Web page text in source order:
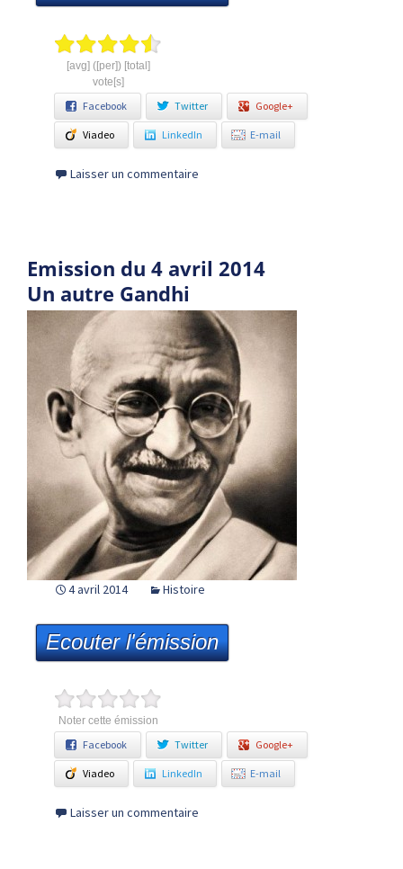
[avg] ([per]) [total]
vote[s]
Facebook Twitter Google+
Viadeo LinkedIn E-mail
Laisser un commentaire
Emission du 4 avril 2014
Un autre Gandhi
4 avril 2014 Histoire
Ecouter l'émission
Noter cette émission
Facebook Twitter Google+
Viadeo LinkedIn E-mail
Laisser un commentaire